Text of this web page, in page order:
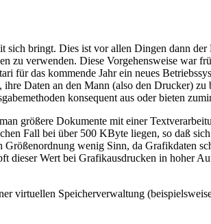
bringt. Dies ist vor allen Dingen dann
zu verwenden. Diese Vorgehensweise war
das kommende Jahr ein neues
Daten an den Mann (also den Drucker)
konsequent aus oder bieten
größere Dokumente mit einer
Fall bei über 500 KByte liegen, so daß
wenig Sinn, da Grafikdaten
Wert bei Grafikausdrucken in hoher
virtuellen Speicherverwaltung